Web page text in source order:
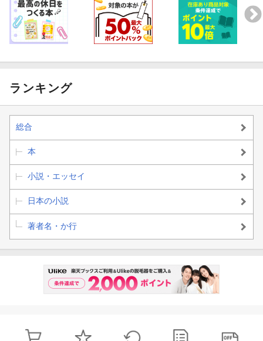
ランキング
総合
本
小説・エッセイ
日本の小説
著者名・か行